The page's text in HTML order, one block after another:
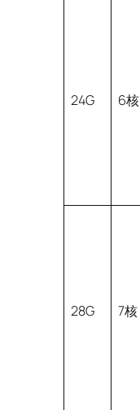
24G 6核
28G 7核